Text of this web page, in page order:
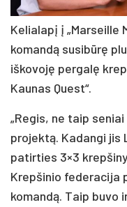
Kelialapį į „Marseille
komandą susibūrę
iškovoję pergalę
Kaunas Quest“.
„Regis, ne taip
projektą. Kadangi
patirties 3×3
Krepšinio federacija
komandą. Taip buvo